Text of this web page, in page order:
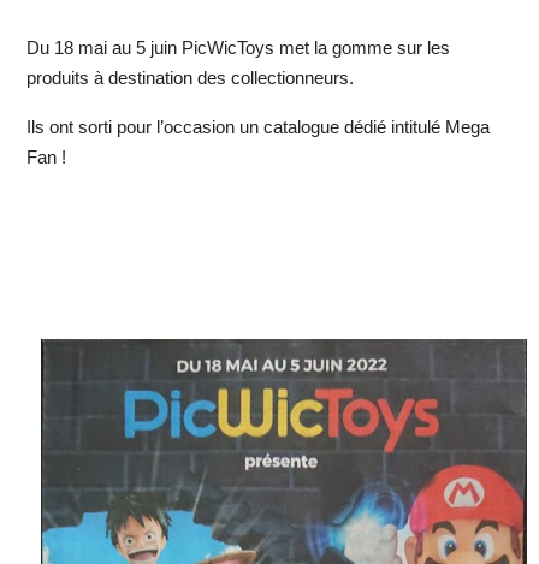
Du 18 mai au 5 juin PicWicToys met la gomme sur les
produits à destination des collectionneurs.
Ils ont sorti pour l’occasion un catalogue dédié intitulé Mega
Fan !